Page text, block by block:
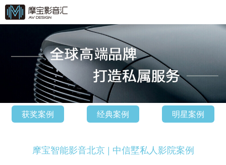
获奖案例 经典案例 明星案例
摩宝智能影音北京 | 中信墅私人影院案例